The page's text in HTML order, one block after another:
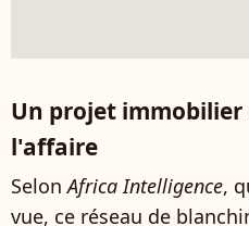
Un projet immobilier
l'affaire
SelonAfrica Intelligence,
vue, ce réseau de